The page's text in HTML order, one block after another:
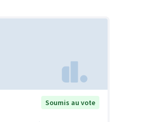
Soumis au vote